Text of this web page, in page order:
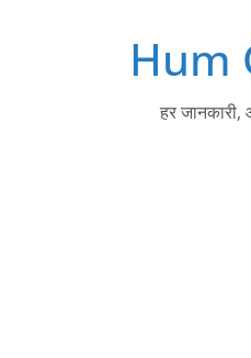
Hum
हर जानकारी,